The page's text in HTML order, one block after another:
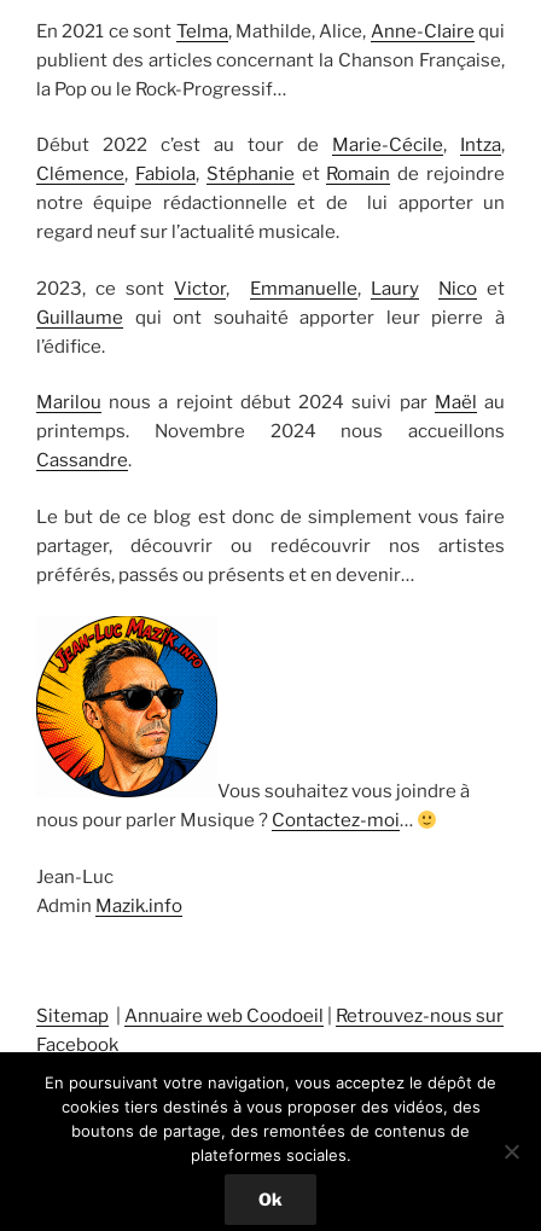
En 2021 ce sont Telma, Mathilde, Alice, Anne-Claire qui
publient des articles concernant la Chanson Française,
la Pop ou le Rock-Progressif…
Début 2022 c’est au tour de Marie-Cécile, Intza,
Clémence, Fabiola, Stéphanie et Romain de rejoindre
notre équipe rédactionnelle et de lui apporter un
regard neuf sur l’actualité musicale.
2023, ce sontVictor, Emmanuelle, Laury Nicoet
Guillaume qui ont souhaité apporter leur pierre à
l’édifice.
Marilou nous a rejoint début 2024 suivi par Maël au
printemps. Novembre 2024 nous accueillons
Cassandre.
Le but de ce blog est donc de simplement vous faire
partager, découvrir ou redécouvrir nos artistes
préférés, passés ou présents et en devenir…
Vous souhaitez vous joindre à
nous pour parler Musique ? Contactez-moi…
Jean-Luc
Admin Mazik.info
Sitemap Annuaire web Coodoeil
Retrouvez-nous sur
Facebook
Fièrement propulsé par WordPress
En poursuivant votre navigation, vous acceptez le dépôt de
cookies tiers destinés à vous proposer des vidéos, des
boutons de partage, des remontées de contenus de
plateformes sociales.
Ok